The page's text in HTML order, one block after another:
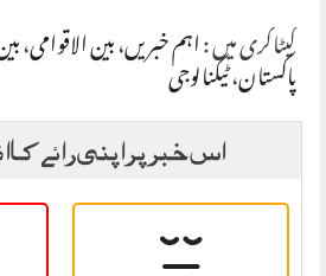
کیٹاگری میں :اہم خبریں،بین الاقوامی، پاکستان،ٹیکنالوجی
اس خبر پر اپنی رائے